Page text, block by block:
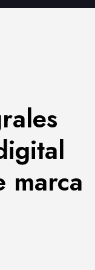
marca